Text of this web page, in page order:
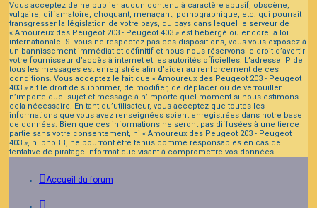
Vous acceptez de ne publier aucun contenu à caractère abusif, obscène,
vulgaire, diffamatoire, choquant, menaçant, pornographique, etc. qui pourrait
transgresser la législation de votre pays, du pays dans lequel le serveur de
« Amoureux des Peugeot 203 - Peugeot 403 » est hébergé ou encore la loi
internationale. Si vous ne respectez pas ces dispositions, vous vous exposez à
un bannissement immédiat et définitif et nous nous réservons le droit d’avertir
votre fournisseur d’accès à internet et les autorités officielles. L’adresse IP de
tous les messages est enregistrée afin d’aider au renforcement de ces
conditions. Vous acceptez le fait que « Amoureux des Peugeot 203 - Peugeot
403 » ait le droit de supprimer, de modifier, de déplacer ou de verrouiller
n’importe quel sujet et message à n’importe quel moment si nous estimons
cela nécessaire. En tant qu’utilisateur, vous acceptez que toutes les
informations que vous avez renseignées soient enregistrées dans notre base
de données. Bien que ces informations ne seront pas diffusées à une tierce
partie sans votre consentement, ni « Amoureux des Peugeot 203 - Peugeot
403 », ni phpBB, ne pourront être tenus comme responsables en cas de
tentative de piratage informatique visant à compromettre vos données.
Accueil du forum